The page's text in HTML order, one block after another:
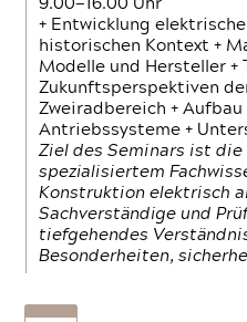
9.00—16.00 Uhr
+ Entwicklung
historischen Kontext +
Modelle und Hersteller +
Zukunftsperspektiven
Zweiradbereich +
Antriebssysteme +
Ziel des Seminars ist
spezialisiertem
Konstruktion elektrisch
Sachverständige und
tiefgehendes
Besonderheiten,